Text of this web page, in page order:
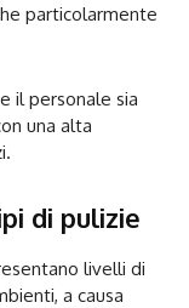
particolarmente
il personale sia
una alta
di pulizie
livelli di
a causa